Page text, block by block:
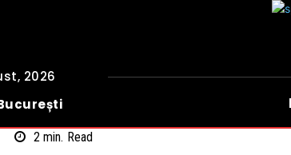
2026
2min. Read